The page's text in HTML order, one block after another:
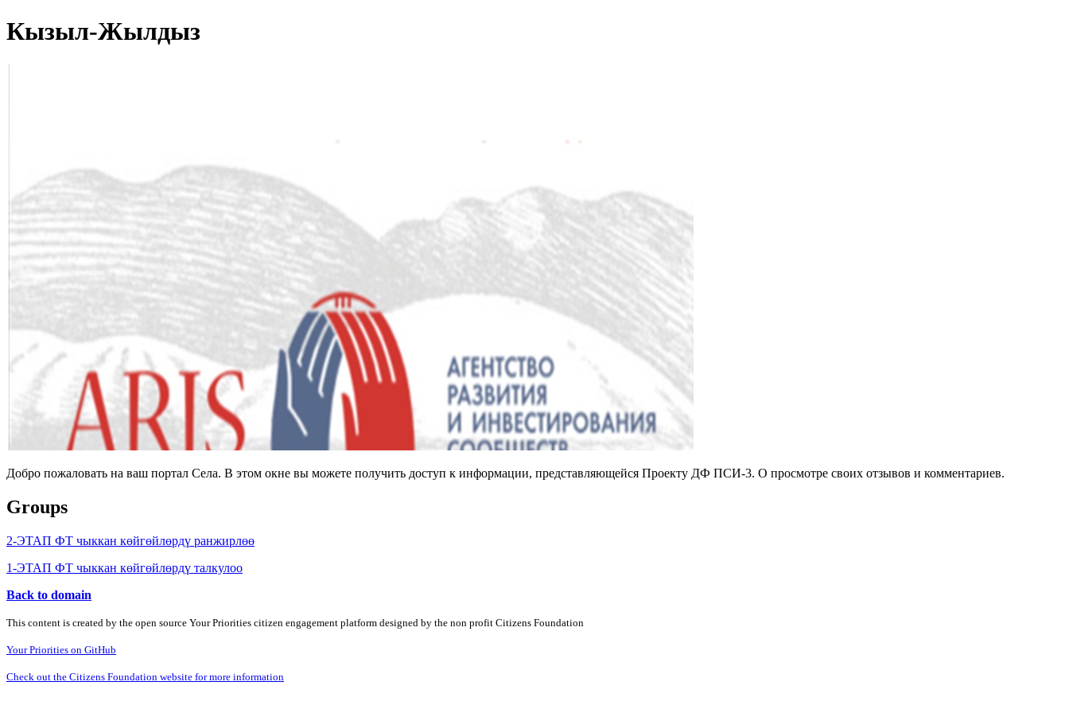
Кызыл-Жылдыз
Добро пожаловать на ваш портал Села. В этом окне вы можете получить доступ к информации, представляющейся Проекту ДФ ПСИ-3. О просмотре своих отзывов и комментариев.
Groups
2-ЭТАП ФТ чыккан көйгөйлөрдү ранжирлөө
1-ЭТАП ФТ чыккан көйгөйлөрдү талкулоо
Back to domain
This content is created by the open source Your Priorities citizen engagement platform designed by the non profit Citizens Foundation
Your Priorities on GitHub
Check out the Citizens Foundation website for more information